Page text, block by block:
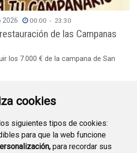
cookies
siguientes tipos de cookies:
para que la web funcione
para recordar sus
2026 00:00 - 23:30
de las Campanas
los 7.000 € de la campana de San